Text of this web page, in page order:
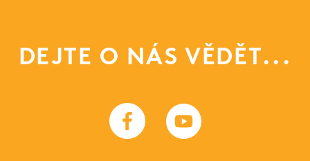
DEJTE O NÁS VĚDĚT...